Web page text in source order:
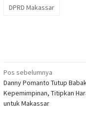
DPRD Makassar
Navigasi
pos
Pos sebelumnya
Danny Pomanto Tutup
Kepemimpinan, Titipkan
untuk Makassar